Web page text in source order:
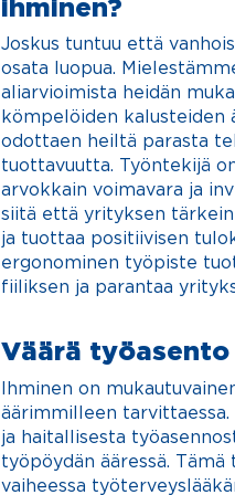
ihminen?
Joskus tuntuu että
osata luopua.
aliarvioimista heidän
kömpelöiden kalusteiden
odottaen heiltä parasta
tuottavuutta. Työntekijä
arvokkain voimavara ja
siitä että yrityksen
ja tuottaa positiivisen
ergonominen työpiste
fiiliksen ja parantaa
Väärä
Ihminen on
äärimmilleen tarvittaessa.
ja haitallisesta
työpöydän ääressä. Tämä
vaiheessa